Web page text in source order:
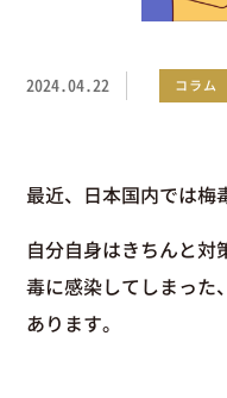
2024.04.22 コラム
最近、日本国内では梅
自分自身はきちんと対
毒に感染してしまった
あります。